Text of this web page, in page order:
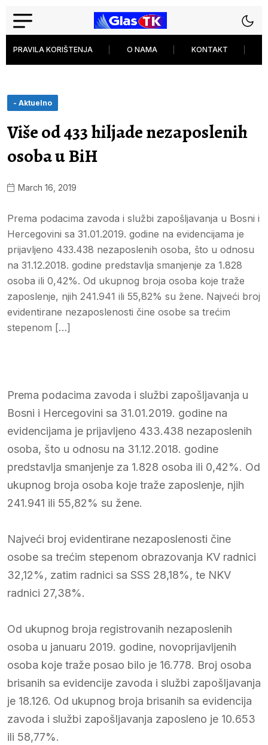
PRAVILA KORIŠTENJA O NAMA KONTAKT
- Aktuelno
Više od 433 hiljade nezaposlenih
osoba u BiH
March 16, 2019
Prema podacima zavoda i službi zapošljavanja u Bosni i
Hercegovini sa 31.01.2019. godine na evidencijama je
prijavljeno 433.438 nezaposlenih osoba, što u odnosu
na 31.12.2018. godine predstavlja smanjenje za 1.828
osoba ili 0,42%. Od ukupnog broja osoba koje traže
zaposlenje, njih 241.941 ili 55,82% su žene. Najveći broj
evidentirane nezaposlenosti čine osobe sa trećim
stepenom […]
Prema podacima zavoda i službi zapošljavanja u
Bosni i Hercegovini sa 31.01.2019. godine na
evidencijama je prijavljeno 433.438 nezaposlenih
osoba, što u odnosu na 31.12.2018. godine
predstavlja smanjenje za 1.828 osoba ili 0,42%. Od
ukupnog broja osoba koje traže zaposlenje, njih
241.941 ili 55,82% su žene.
Najveći broj evidentirane nezaposlenosti čine
osobe sa trećim stepenom obrazovanja KV radnici
32,12%, zatim radnici sa SSS 28,18%, te NKV
radnici 27,38%.
Od ukupnog broja registrovanih nezaposlenih
osoba u januaru 2019. godine, novoprijavljenih
osoba koje traže posao bilo je 16.778. Broj osoba
brisanih sa evidencije zavoda i službi zapošljavanja
je 18.126. Od ukupnog broja brisanih sa evidencija
zavoda i službi zapošljavanja zaposleno je 10.653
ili 58,77%.